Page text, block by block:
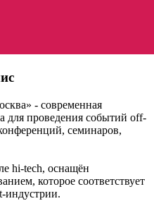
- современная
для проведения событий off-
семинаров,
hi-tech, оснащён
которое соответствует
индустрии.